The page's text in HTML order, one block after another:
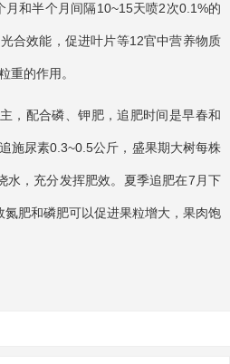
和半个月间隔10~15天喷2次0.1%的
合效能，促进叶片等12官中营养物质
重的作用。
配合磷、钾肥，追肥时间是早春和
施尿素0.3~0.5公斤，盛果期大树每株
水，充分发挥肥效。夏季追肥在7月下
肥和磷肥可以促进果粒增大，果肉饱